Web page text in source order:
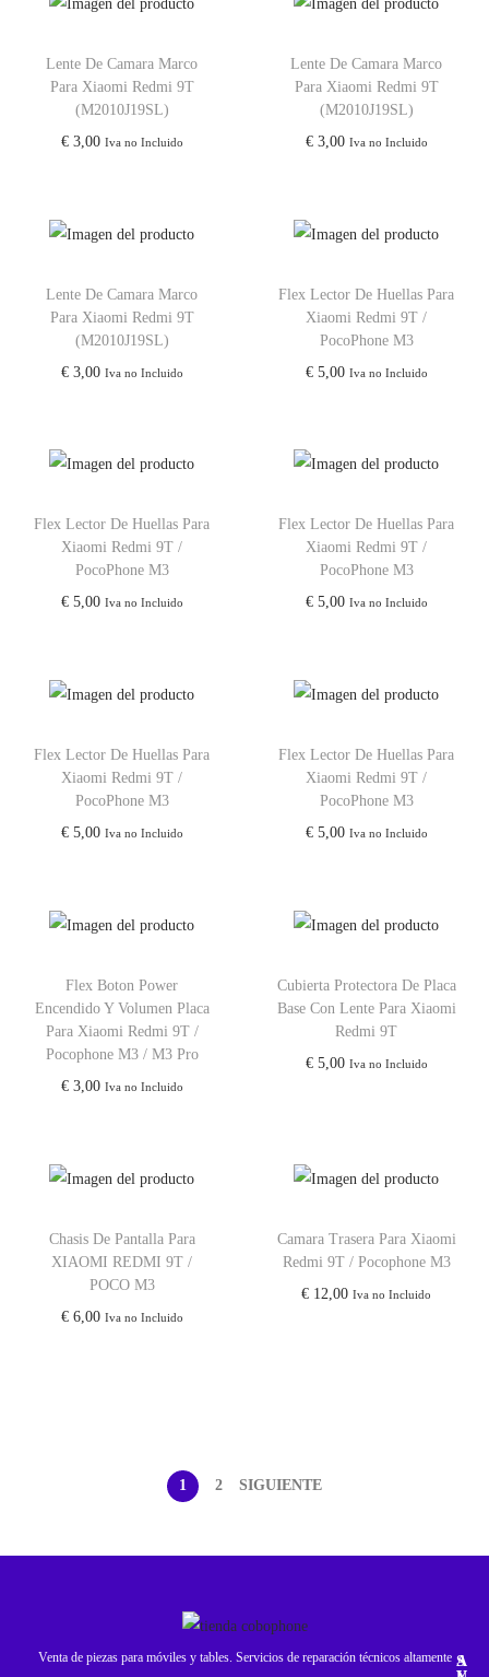
Lente De Camara Marco
Para Xiaomi Redmi 9T
(M2010J19SL)
€3,00 Iva no Incluido
Lente De Camara Marco
Para Xiaomi Redmi 9T
(M2010J19SL)
€3,00 Iva no Incluido
Lente De Camara Marco
Para Xiaomi Redmi 9T
(M2010J19SL)
€3,00 Iva no Incluido
Flex Lector De Huellas Para
Xiaomi Redmi 9T /
PocoPhone M3
€5,00 Iva no Incluido
Flex Lector De Huellas Para
Xiaomi Redmi 9T /
PocoPhone M3
€5,00 Iva no Incluido
Flex Lector De Huellas Para
Xiaomi Redmi 9T /
PocoPhone M3
€5,00 Iva no Incluido
Flex Lector De Huellas Para
Xiaomi Redmi 9T /
PocoPhone M3
€5,00 Iva no Incluido
Flex Lector De Huellas Para
Xiaomi Redmi 9T /
PocoPhone M3
€5,00 Iva no Incluido
Flex Boton Power
Encendido Y Volumen Placa
Para Xiaomi Redmi 9T /
Pocophone M3 / M3 Pro
€3,00 Iva no Incluido
Cubierta Protectora De Placa
Base Con Lente Para Xiaomi
Redmi 9T
€5,00 Iva no Incluido
Chasis De Pantalla Para
XIAOMI REDMI 9T /
POCO M3
€6,00 Iva no Incluido
Camara Trasera Para Xiaomi
Redmi 9T / Pocophone M3
€ 12,00 Iva no Incluido
1 2 SIGUIENTE
Venta de piezas para móviles y tables. Servicios de reparación técnicos altamente A
S